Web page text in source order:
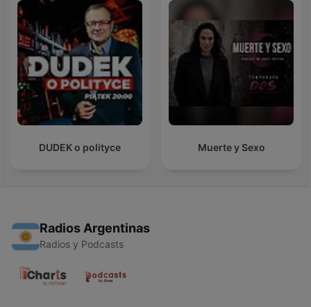
DUDEK o polityce Muerte y Sexo
Radios Argentinas
Radios y Podcasts